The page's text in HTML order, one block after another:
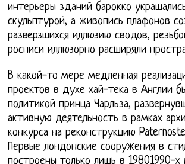
интерьеры зданий барокко
скульптурой, а живопись плафонов
разверзшихся иллюзию сводов,
росписи иллюзорно расширяли
В какой-то мере медленная
проектов в духе хай-тека в Англии
политикой принца Чарльза,
активную деятельность в рамках
конкурса на реконструкцию
Первые лондонские сооружения в
построены только лишь в 19801990-х